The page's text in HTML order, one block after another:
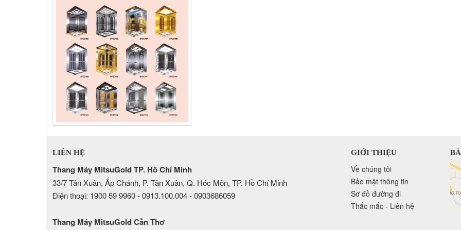
LIÊN HỆ
Thang Máy MitsuGold TP. Hồ Chí Minh
33/7 Tân Xuân, Ấp Chánh, P. Tân Xuân, Q. Hóc Môn, TP. Hồ Chí Minh
Điện thoại: 1900 59 9960 - 0913.100.004 - 0903686059
GIỚI THIỆU
Về chúng tôi
Bảo mật thông tin
Sơ đồ đường đi
Thắc mắc - Liên hệ
Thang Máy MitsuGold Cần Thơ